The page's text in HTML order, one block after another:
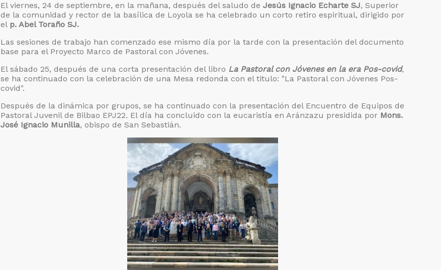
El viernes, 24 de septiembre, en la mañana, después del saludo de Jesús Ignacio Echarte SJ, Superior
de la comunidad y rector de la basílica de Loyola se ha celebrado un corto retiro espiritual, dirigido por
el p. Abel Toraño SJ.
Las sesiones de trabajo han comenzado ese mismo día por la tarde con la presentación del documento
base para el Proyecto Marco de Pastoral con Jóvenes.
El sábado 25, después de una corta presentación del libro La Pastoral con Jóvenes en la era Pos-covid,
se ha continuado con la celebración de una Mesa redonda con el titulo: "La Pastoral con Jóvenes Pos-
covid".
Después de la dinámica por grupos, se ha continuado con la presentación del Encuentro de Equipos de
Pastoral Juvenil de Bilbao EPJ22. El día ha concluido con la eucaristía en Aránzazu presidida por Mons.
José Ignacio Munilla, obispo de San Sebastián.